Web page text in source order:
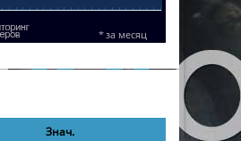
Знач.